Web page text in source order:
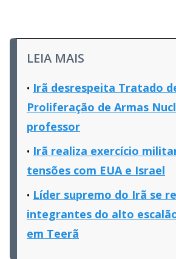
LEIA MAIS
Irã desrespeita Tratado
Proliferação de Armas
professor
Irã realiza exercício
tensões com EUA e Israel
Líder supremo do Irã se
integrantes do alto
em Teerã